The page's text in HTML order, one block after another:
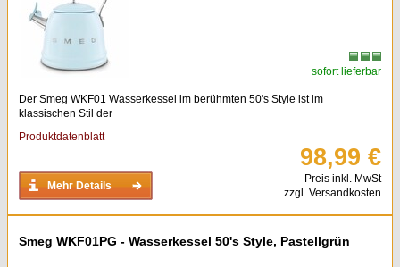
sofort lieferbar
Der Smeg WKF01 Wasserkessel im berühmten 50's Style ist im
klassischen Stil der
Produktdatenblatt
Mehr Details
98,99 €
Preis inkl. MwSt
zzgl. Versandkosten
Smeg WKF01PG - Wasserkessel 50's Style, Pastellgrün